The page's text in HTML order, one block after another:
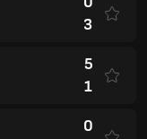
3
5
1
0